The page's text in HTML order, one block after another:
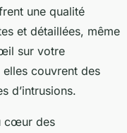
une qualité
et détaillées, même
sur votre
couvrent des
d’intrusions.
cœur des